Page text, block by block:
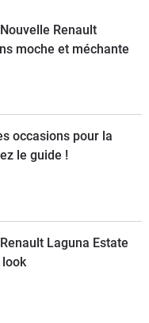
Renault
moche et méchante
occasions pour la
le guide !
Laguna Estate